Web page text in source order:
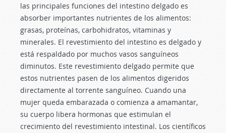
las principales funciones del intestino delgado es
absorber importantes nutrientes de los alimentos:
grasas, proteínas, carbohidratos, vitaminas y
minerales. El revestimiento del intestino es delgado y
está respaldado por muchos vasos sanguíneos
diminutos. Este revestimiento delgado permite que
estos nutrientes pasen de los alimentos digeridos
directamente al torrente sanguíneo. Cuando una
mujer queda embarazada o comienza a amamantar,
su cuerpo libera hormonas que estimulan el
crecimiento del revestimiento intestinal. Los científicos